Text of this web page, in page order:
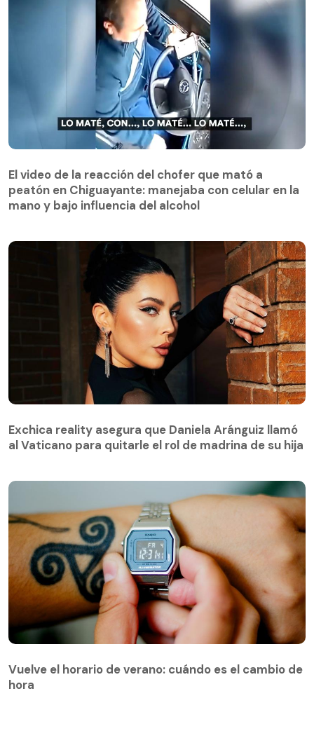
peatón en Chiguayante: manejaba con celular en la
mano y bajo influencia del alcohol
El video de la reacción del chofer que mató a
peatón en Chiguayante: manejaba con celular en la
mano y bajo influencia del alcohol
Exchica reality asegura que Daniela Aránguiz llamó
al Vaticano para quitarle el rol de madrina de su hija
Vuelve el horario de verano: cuándo es el cambio de
hora